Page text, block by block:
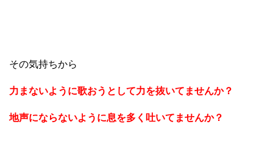
その気持ちから
力まないように歌おうとして力を抜いてませんか？
地声にならないように息を多く吐いてませんか？